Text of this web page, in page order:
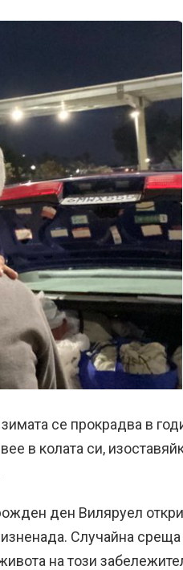
се прокрадва в
в колата си,
ден Виляруел
Случайна
на този